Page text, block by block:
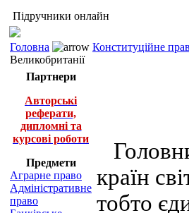
Підручники онлайн
Головна Конституційне
Великобританії
Партнери
Авторські
реферати,
дипломні та
курсові роботи
Предмети
Аграрне право
Адміністративне
право
країн
тобто